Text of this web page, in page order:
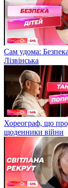
Сам удома:
Лізвінська
Хореограф, що
щоденники війни